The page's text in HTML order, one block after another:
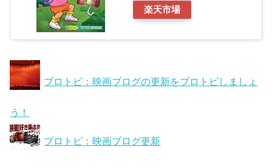
楽天市場
ブロトピ：映画ブログの更新をブロトピしましょ
う！
ブロトピ：映画ブログ更新